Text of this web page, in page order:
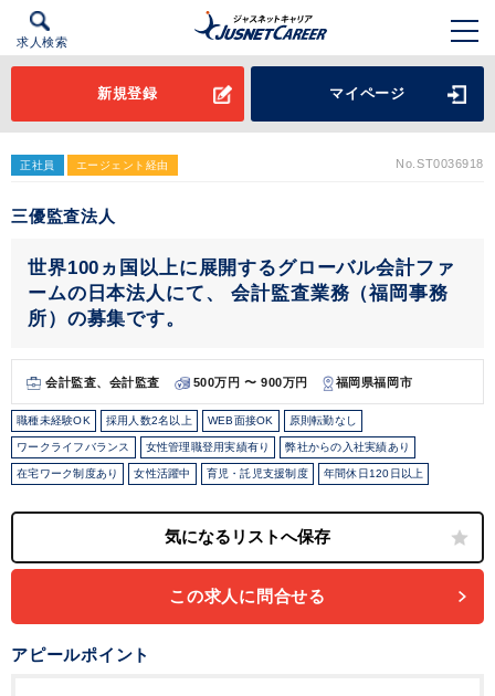
求人検索
新規登録 マイページ
正社員 エージェント経由 No.ST0036918
三優監査法人
世界100ヵ国以上に展開するグローバル会計ファ
ームの日本法人にて、 会計監査業務（福岡事務
所）の募集です。
会計監査、会計監査 500万円 〜 900万円 福岡県福岡市
職種未経験OK 採用人数2名以上 WEB面接OK 原則転勤なし
ワークライフバランス 女性管理職登用実績有り 弊社からの入社実績あり
在宅ワーク制度あり 女性活躍中 育児・託児支援制度 年間休日120日以上
この求人に問合せる
アピールポイント